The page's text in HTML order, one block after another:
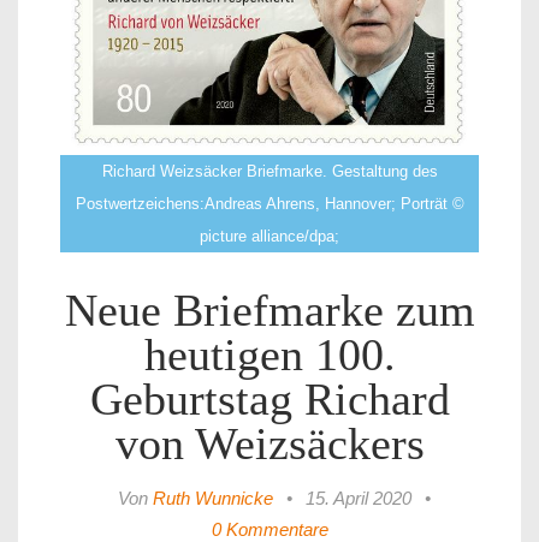
Richard Weizsäcker Briefmarke. Gestaltung des
Postwertzeichens:Andreas Ahrens, Hannover; Porträt ©
picture alliance/dpa;
Neue Briefmarke zum
heutigen 100.
Geburtstag Richard
von Weizsäckers
Von Ruth Wunnicke • 15. April 2020
•
0 Kommentare